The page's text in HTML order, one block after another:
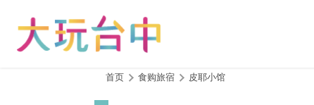
首页 食购旅宿 皮耶小馆